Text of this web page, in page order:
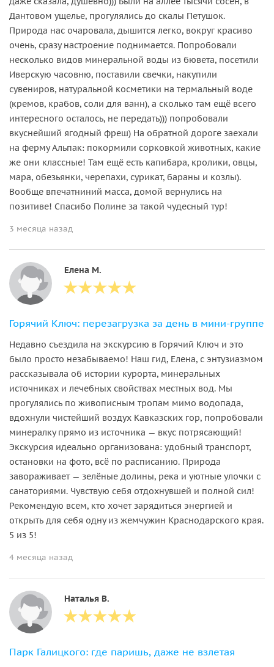
Дантовом ущелье, прогулялись до скалы Петушок.
Природа нас очаровала, дышится легко, вокруг красиво
очень, сразу настроение поднимается. Попробовали
несколько видов минеральной воды из бювета, посетили
Иверскую часовню, поставили свечки, накупили
сувениров, натуральной косметики на термальный воде
(кремов, крабов, соли для ванн), а сколько там ещё всего
интересного осталось, не передать))) попробовали
вкуснейший ягодный фреш) На обратной дороге заехали
на ферму Альпак: покормили сорковкой животных, какие
же они классные! Там ещё есть капибара, кролики, овцы,
мара, обезьянки, черепахи, сурикат, бараны и козлы).
Вообще впечатниний масса, домой вернулись на
позитиве! Спасибо Полине за такой чудесный тур!
3 месяца назад
Елена М.
Горячий Ключ: перезагрузка за день в мини-группе
Недавно съездила на экскурсию в Горячий Ключ и это
было просто незабываемо! Наш гид, Елена, с энтузиазмом
рассказывала об истории курорта, минеральных
источниках и лечебных свойствах местных вод. Мы
прогулялись по живописным тропам мимо водопада,
вдохнули чистейший воздух Кавказских гор, попробовали
минералку прямо из источника — вкус потрясающий!
Экскурсия идеально организована: удобный транспорт,
остановки на фото, всё по расписанию. Природа
завораживает — зелёные долины, река и уютные улочки с
санаториями. Чувствую себя отдохнувшей и полной сил!
Рекомендую всем, кто хочет зарядиться энергией и
открыть для себя одну из жемчужин Краснодарского края.
5 из 5!
4 месяца назад
Наталья В.
Парк Галицкого: где паришь, даже не взлетая